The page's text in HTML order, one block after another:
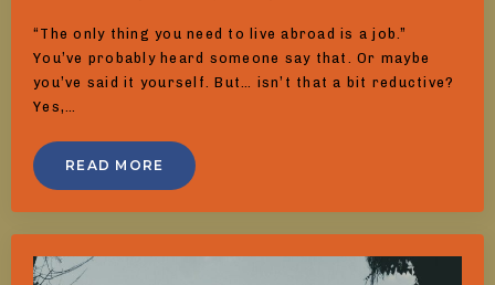
“The only thing you need to live abroad is a job.”
You’ve probably heard someone say that. Or maybe
you’ve said it yourself. But… isn’t that a bit reductive?
Yes,…
READ MORE